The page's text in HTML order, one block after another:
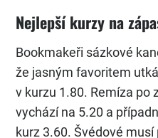
Nejlepší kurzy na
Bookmakeři sázkové
že jasným favoritem
v kurzu 1.80. Remíza po
vychází na 5.20 a
kurz 3.60. Švédové